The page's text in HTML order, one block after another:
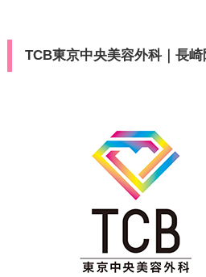
TCB東京中央美容外科｜長崎